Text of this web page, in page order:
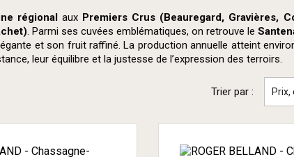
régional aux Premiers Crus (Beauregard, Gravières,
. Parmi ses cuvées emblématiques, on retrouve le
et son fruit raffiné. La production annuelle atteint
leur équilibre et la justesse de l’expression des terroirs.
Trier par :